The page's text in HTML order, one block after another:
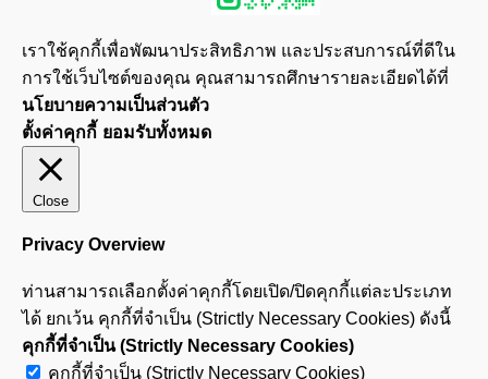
เราใช้คุกกี้เพื่อพัฒนาประสิทธิภาพ และประสบการณ์ที่ดีใน
การใช้เว็บไซต์ของคุณ คุณสามารถศึกษารายละเอียดได้ที่
นโยบายความเป็นส่วนตัว
ตั้งค่าคุกกี้ ยอมรับทั้งหมด
Close
Privacy Overview
ท่านสามารถเลือกตั้งค่าคุกกี้โดยเปิด/ปิดคุกกี้แต่ละประเภท
ได้ ยกเว้น คุกกี้ที่จำเป็น (Strictly Necessary Cookies) ดังนี้
คุกกี้ที่จำเป็น (Strictly Necessary Cookies)
คุกกี้ที่จำเป็น (Strictly Necessary Cookies)